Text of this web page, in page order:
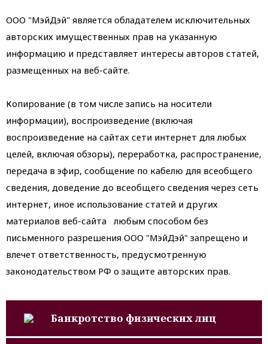
Банкротство физических лиц
ООО "МэйДэй" является обладателем исключительных
авторских имущественных прав на указанную
информацию и представляет интересы авторов статей,
размещенных на веб-сайте.
Копирование (в том числе запись на носители
информации), воспроизведение (включая
воспроизведение на сайтах сети интернет для любых
целей, включая обзоры), переработка, распространение,
передача в эфир, сообщение по кабелю для всеобщего
сведения, доведение до всеобщего сведения через сеть
интернет, иное использование статей и других
материалов веб-сайта любым способом без
письменного разрешения ООО "МэйДэй" запрещено и
влечет ответственность, предусмотренную
законодательством РФ о защите авторских прав.